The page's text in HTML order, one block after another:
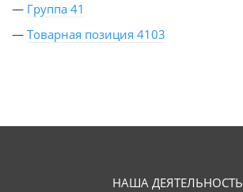
— Группа 41
— Товарная позиция 4103
НАША ДЕЯТЕЛЬНОСТЬ